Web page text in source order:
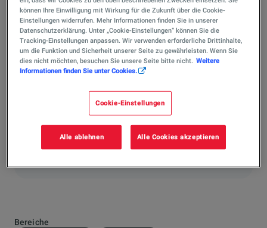
Einrichtungen. Bei einer Großbestellung bündeln wir die
Lieferungen optimal auf Ihren hohen Energiebedarf,
reduzieren den logistischen Aufwand und gewährleisten
eine reibungslose, verlässliche Wärmeversorgung.
Hat Ihnen die Antwort weitergeholfen?
Bereiche
können Ihre Einwilligung mit Wirkung für die Zukunft über die Cookie-
Einstellungen widerrufen. Mehr Informationen finden Sie in unserer
Datenschutzerklärung. Unter „Cookie-Einstellungen“ können Sie die
Tracking-Einstellungen anpassen. Wir verwenden erforderliche Drittinhalte,
um die Funktion und Sicherheit unserer Seite zu gewährleisten. Wenn Sie
dies nicht möchten, besuchen Sie unsere Seite bitte nicht. Weitere
Informationen finden Sie unter Cookies.
Cookie-Einstellungen
Alle ablehnen Alle Cookies akzeptieren